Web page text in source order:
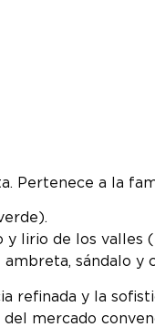
Pertenece a la
y lirio de los valles
sándalo y
refinada y la
mercado